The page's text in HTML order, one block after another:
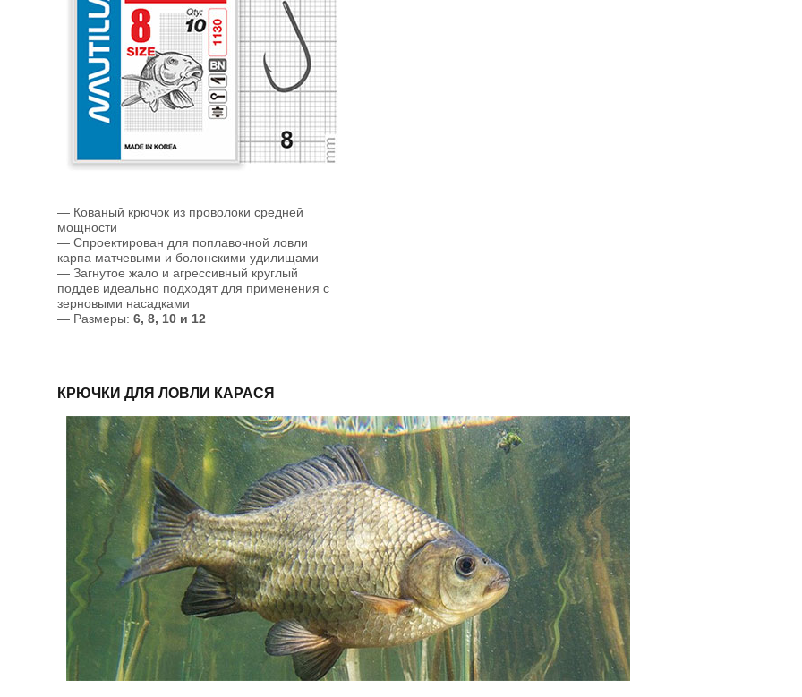
— Кованый крючок из проволоки средней
мощности
— Спроектирован для поплавочной ловли
карпа матчевыми и болонскими удилищами
— Загнутое жало и агрессивный круглый
поддев идеально подходят для применения с
зерновыми насадками
— Размеры: 6, 8, 10 и 12
КРЮЧКИ ДЛЯ ЛОВЛИ КАРАСЯ